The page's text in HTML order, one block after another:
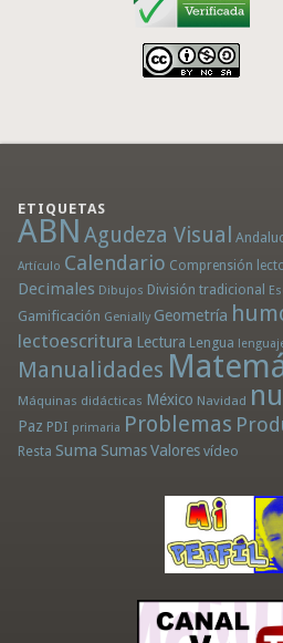
ETIQUETAS
ABN Agudeza Visual
Artículo Calendario Comprensión
Decimales Dibujos División tradicional
Gamificación Genially Geometría
lectoescritura Lectura Lengua
Manualidades
Máquinas didácticas México Navidad
Paz PDI primaria Problemas
Resta Suma Sumas Valores vídeo